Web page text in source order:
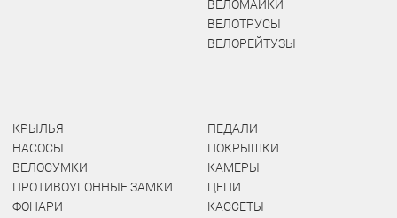
ВЕЛОМАЙКИ
ВЕЛОТРУСЫ
ВЕЛОРЕЙТУЗЫ
КРЫЛЬЯ
НАСОСЫ
ВЕЛОСУМКИ
ПРОТИВОУГОННЫЕ ЗАМКИ
ФОНАРИ
ПЕДАЛИ
ПОКРЫШКИ
КАМЕРЫ
ЦЕПИ
КАССЕТЫ